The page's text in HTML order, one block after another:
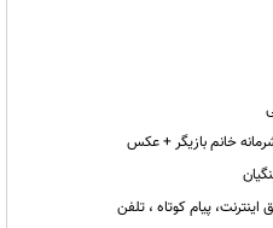
خانم بازیگر + عکس
پیام کوتاه ، تلفن